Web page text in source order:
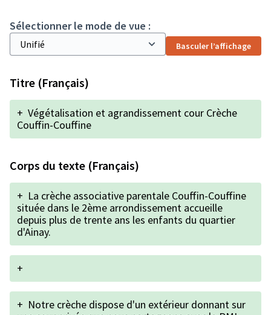
Sélectionner le mode de vue :
Basculer l’affichage
Titre (Français)
+ Végétalisation et agrandissement cour Crèche
Couffin-Couffine
Corps du texte (Français)
+ La crèche associative parentale Couffin-Couffine
située dans le 2ème arrondissement accueille
depuis plus de trente ans les enfants du quartier
d'Ainay.
+
+ Notre crèche dispose d'un extérieur donnant sur